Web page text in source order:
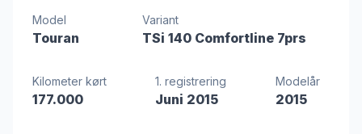
Model
Touran
Variant
TSi 140 Comfortline 7prs
Kilometer kørt
177.000
1. registrering
Juni 2015
Modelår
2015